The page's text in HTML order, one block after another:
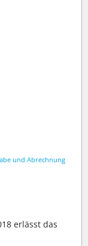
und Abrechnung
erlässt das